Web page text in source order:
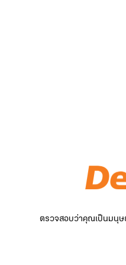
ตรวจสอบว่าคุณเป็นมนุษ